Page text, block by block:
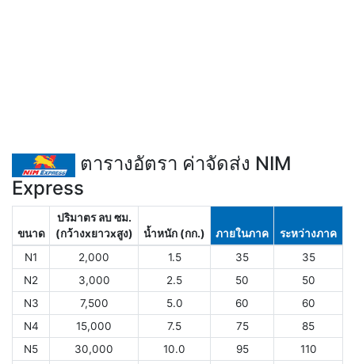
ตารางอัตรา ค่าจัดส่ง NIM
Express
ขนาด
ปริมาตร ลบ ซม.
(กว้างxยาวxสูง)
น้ำหนัก (กก.) ภายในภาค
ระหว่างภาค
N1
2,000 1.5 35
35
N2
3,000 2.5 50
50
N3
7,500 5.0 60
60
N4
15,000 7.5 75
85
N5
30,000 10.0 95
110